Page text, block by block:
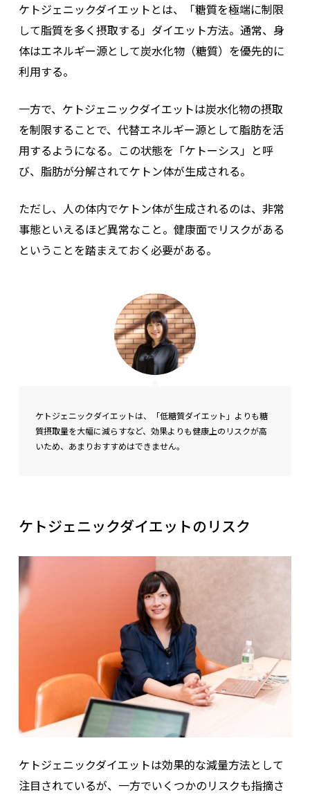
ケトジェニックダイエットとは、「糖質を極端に制限
して脂質を多く摂取する」ダイエット方法。通常、身
体はエネルギー源として炭水化物（糖質）を優先的に
利用する。
一方で、ケトジェニックダイエットは炭水化物の摂取
を制限することで、代替エネルギー源として脂肪を活
用するようになる。この状態を「ケトーシス」と呼
び、脂肪が分解されてケトン体が生成される。
ただし、人の体内でケトン体が生成されるのは、非常
事態といえるほど異常なこと。健康面でリスクがある
ということを踏まえておく必要がある。
ケトジェニックダイエットは、「低糖質ダイエット」よりも糖
質摂取量を大幅に減らすなど、効果よりも健康上のリスクが高
いため、あまりおすすめはできません。
ケトジェニックダイエットのリスク
ケトジェニックダイエットは効果的な減量方法として
注目されているが、一方でいくつかのリスクも指摘さ